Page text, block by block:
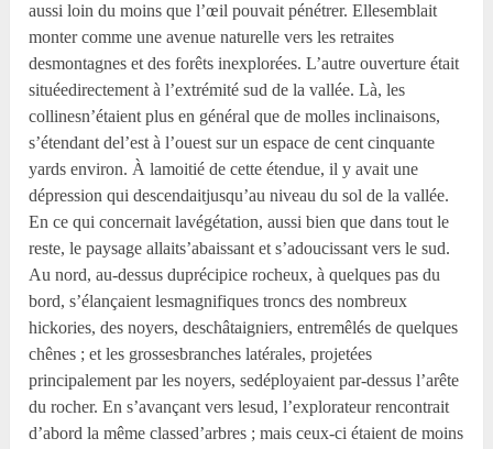
aussi loin du moins que l’œil pouvait pénétrer. Ellesemblait
monter comme une avenue naturelle vers les retraites
desmontagnes et des forêts inexplorées. L’autre ouverture était
situéedirectement à l’extrémité sud de la vallée. Là, les
collinesn’étaient plus en général que de molles inclinaisons,
s’étendant del’est à l’ouest sur un espace de cent cinquante
yards environ. À lamoitié de cette étendue, il y avait une
dépression qui descendaitjusqu’au niveau du sol de la vallée.
En ce qui concernait lavégétation, aussi bien que dans tout le
reste, le paysage allaits’abaissant et s’adoucissant vers le sud.
Au nord, au-dessus duprécipice rocheux, à quelques pas du
bord, s’élançaient lesmagnifiques troncs des nombreux
hickories, des noyers, deschâtaigniers, entremêlés de quelques
chênes ; et les grossesbranches latérales, projetées
principalement par les noyers, sedéployaient par-dessus l’arête
du rocher. En s’avançant vers lesud, l’explorateur rencontrait
d’abord la même classed’arbres ; mais ceux-ci étaient de moins